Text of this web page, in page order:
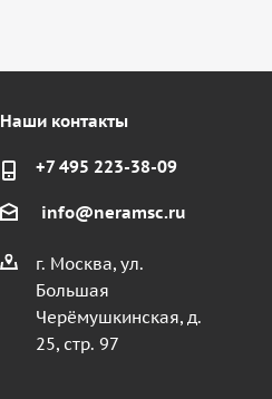
Наши контакты
+7 495 223-38-09
info@neramsc.ru
г. Москва, ул.
Большая
Черёмушкинская, д.
25, стр. 97